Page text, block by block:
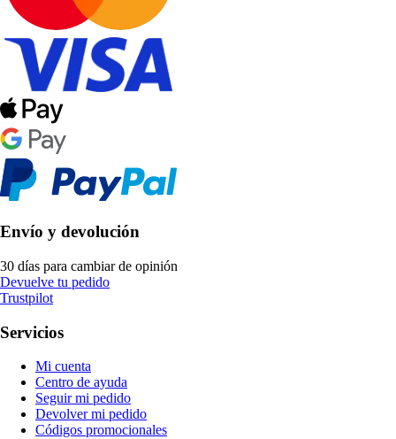
Envío y devolución
30 días para cambiar de opinión
Devuelve tu pedido
Trustpilot
Servicios
Mi cuenta
Centro de ayuda
Seguir mi pedido
Devolver mi pedido
Códigos promocionales